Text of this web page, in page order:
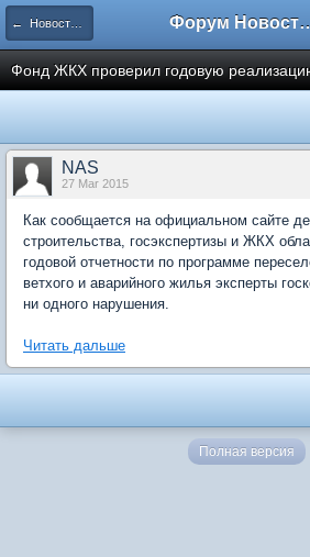
← Новости рынка недвижимости Форум
Фонд ЖКХ проверил годовую
NAS
27 Mar 2015
Как сообщается на официальном сайте
строительства, госэкспертизы и ЖКХ
годовой отчетности по программе
ветхого и аварийного жилья эксперты
ни одного нарушения.
Читать дальше
Полная версия